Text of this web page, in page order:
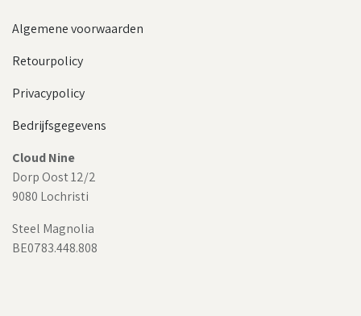
Algemene voorwaarden
Retourpolicy
Privacypolicy
Bedrijfsgegevens
Cloud Nine
Dorp Oost 12/2
9080 Lochristi
Steel Magnolia
BE0783.448.808